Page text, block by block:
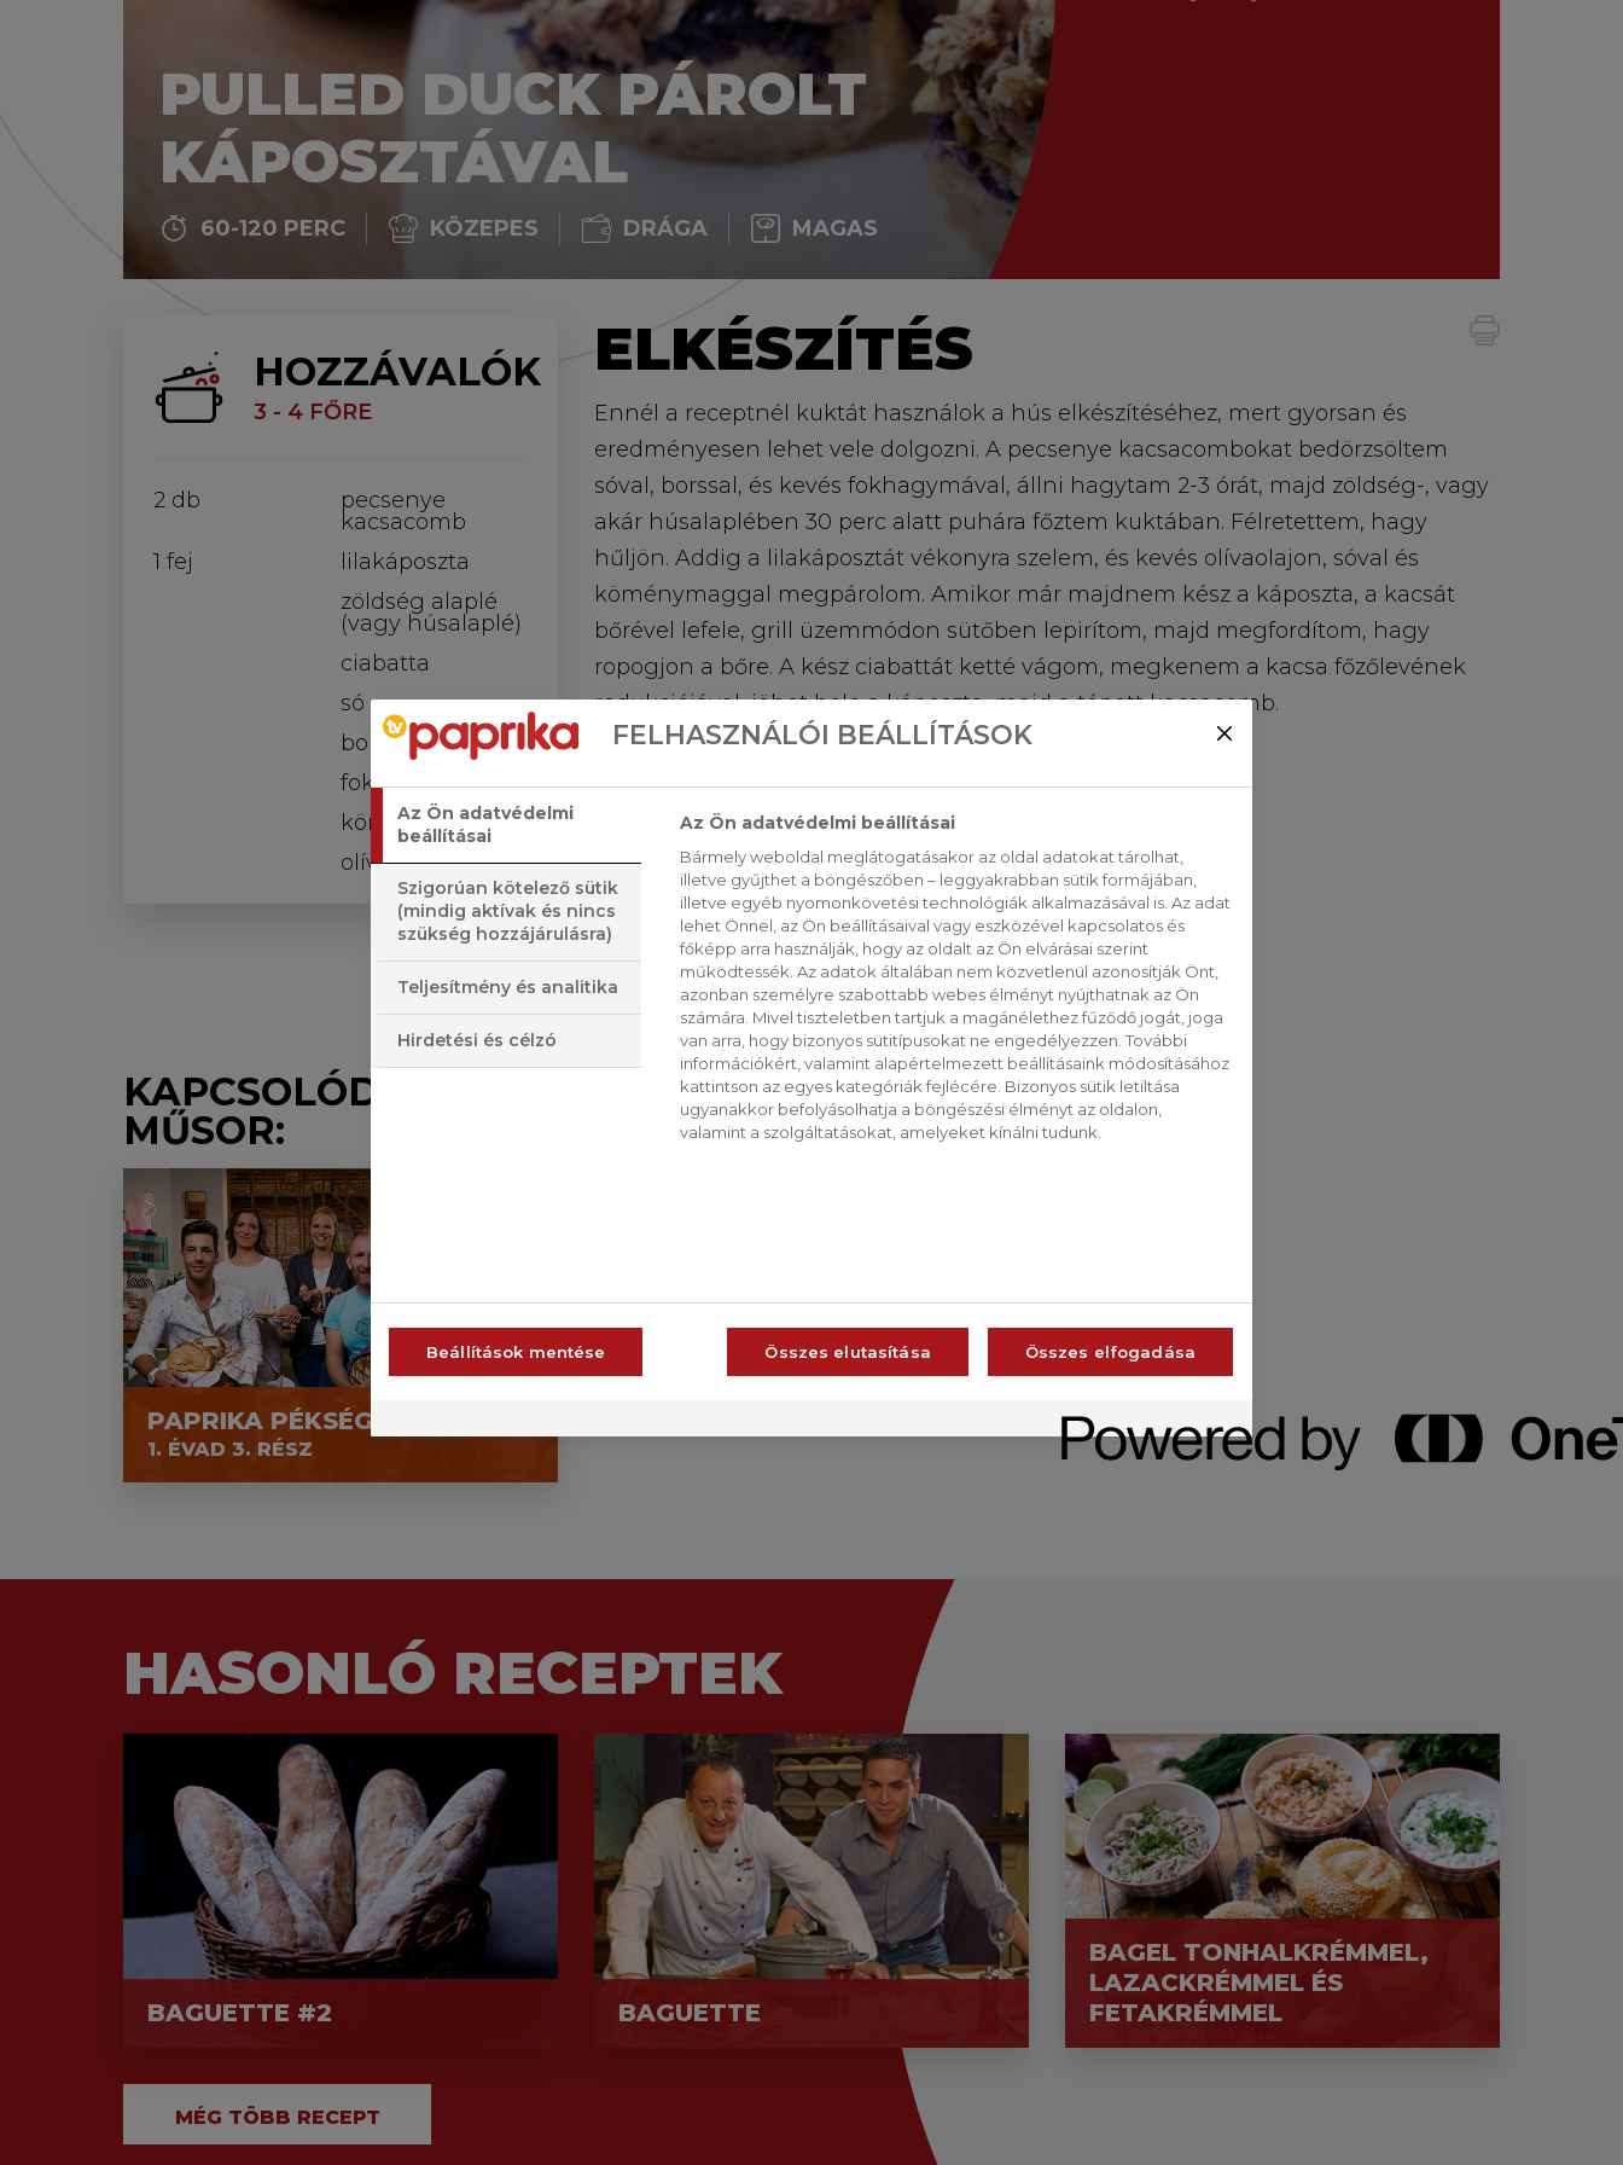
PULLED DUCK PÁROLT
KÁPOSZTÁVAL
60-120 PERC KÖZEPES DRÁGA MAGAS
HOZZÁVALÓK
3 - 4 FŐRE
2 db
pecsenye
kacsacomb
1 fej
lilakáposzta
zöldség alaplé
(vagy húsalaplé)
ciabatta
só
bors
fokhagyma
köménymag
olívaolaj
KAPCSOLÓDÓ
MŰSOR:
PAPRIKA PÉKSÉG
1. ÉVAD 3. RÉSZ
ELKÉSZÍTÉS
Ennél a receptnél kuktát használok a hús elkészítéséhez, mert gyorsan és
eredményesen lehet vele dolgozni. A pecsenye kacsacombokat bedörzsöltem
sóval, borssal, és kevés fokhagymával, állni hagytam 2-3 órát, majd zöldség-, vagy
akár húsalaplében 30 perc alatt puhára főztem kuktában. Félretettem, hagy
hűljön. Addig a lilakáposztát vékonyra szelem, és kevés olívaolajon, sóval és
köménymaggal megpárolom. Amikor már majdnem kész a káposzta, a kacsát
bőrével lefele, grill üzemmódon sütőben lepirítom, majd megfordítom, hagy
ropogjon a bőre. A kész ciabattát ketté vágom, megkenem a kacsa főzőlevének
redukciójával, jöhet bele a káposzta, majd a tépett kacsacomb.
VISSZA A LISTÁRA
HASONLÓ RECEPTEK
BAGUETTE #2 BAGUETTE
BAGEL TONHALKRÉMMEL,
LAZACKRÉMMEL ÉS
FETAKRÉMMEL
MÉG TÖBB RECEPT
FELHASZNÁLÓI BEÁLLÍTÁSOK
Az Ön adatvédelmi
beállításai
Szigorúan kötelező sütik
(mindig aktívak és nincs
szükség hozzájárulásra)
Teljesítmény és analitika
Hirdetési és célzó
Az Ön adatvédelmi beállításai
Bármely weboldal meglátogatásakor az oldal adatokat tárolhat,
illetve gyűjthet a böngészőben – leggyakrabban sütik formájában,
illetve egyéb nyomonkövetési technológiák alkalmazásával is. Az adat
lehet Önnel, az Ön beállításaival vagy eszközével kapcsolatos és
főképp arra használják, hogy az oldalt az Ön elvárásai szerint
működtessék. Az adatok általában nem közvetlenül azonosítják Önt,
azonban személyre szabottabb webes élményt nyújthatnak az Ön
számára. Mivel tiszteletben tartjuk a magánélethez fűződő jogát, joga
van arra, hogy bizonyos sütitípusokat ne engedélyezzen. További
információkért, valamint alapértelmezett beállításaink módosításához
kattintson az egyes kategóriák fejlécére. Bizonyos sütik letiltása
ugyanakkor befolyásolhatja a böngészési élményt az oldalon,
valamint a szolgáltatásokat, amelyeket kínálni tudunk.
Beállítások mentése Összes elutasítása Összes elfogadása